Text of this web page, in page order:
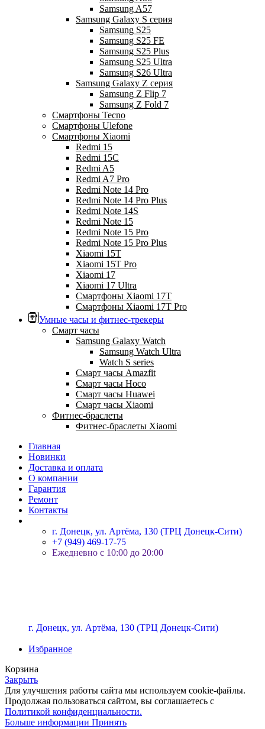
Samsung A57
Samsung Galaxy S серия
Samsung S25
Samsung S25 FE
Samsung S25 Plus
Samsung S25 Ultra
Samsung S26 Ultra
Samsung Galaxy Z серия
Samsung Z Flip 7
Samsung Z Fold 7
Смартфоны Tecno
Смартфоны Ulefone
Смартфоны Xiaomi
Redmi 15
Redmi 15C
Redmi A5
Redmi A7 Pro
Redmi Note 14 Pro
Redmi Note 14 Pro Plus
Redmi Note 14S
Redmi Note 15
Redmi Note 15 Pro
Redmi Note 15 Pro Plus
Xiaomi 15T
Xiaomi 15T Pro
Xiaomi 17
Xiaomi 17 Ultra
Смартфоны Xiaomi 17Т
Смартфоны Xiaomi 17Т Pro
Умные часы и фитнес-трекеры
Смарт часы
Samsung Galaxy Watch
Samsung Watch Ultra
Watch S series
Смарт часы Amazfit
Смарт часы Hoco
Смарт часы Huawei
Смарт часы Xiaomi
Фитнес-браслеты
Фитнес-браслеты Xiaomi
Главная
Новинки
Доставка и оплата
О компании
Гарантия
Ремонт
Контакты
г. Донецк, ул. Артёма, 130 (ТРЦ Донецк-Сити)
+7 (949) 469-17-75
Ежедневно с 10:00 до 20:00
г. Донецк, ул. Артёма, 130 (ТРЦ Донецк-Сити)
Избранное
Корзина
Закрыть
Для улучшения работы сайта мы используем cookie-файлы.
Продолжая пользоваться сайтом, вы соглашаетесь с
Политикой конфиденциальности.
Больше информации Принять